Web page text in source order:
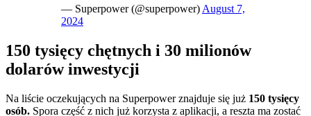
— Superpower (@superpower)August 7,
2024
150 tysięcy chętnych i 30 milionów
dolarów inwestycji
Na liście oczekujących na Superpower znajduje się już 150 tysięcy
osób. Spora część z nich już korzysta z aplikacji, a reszta ma zostać